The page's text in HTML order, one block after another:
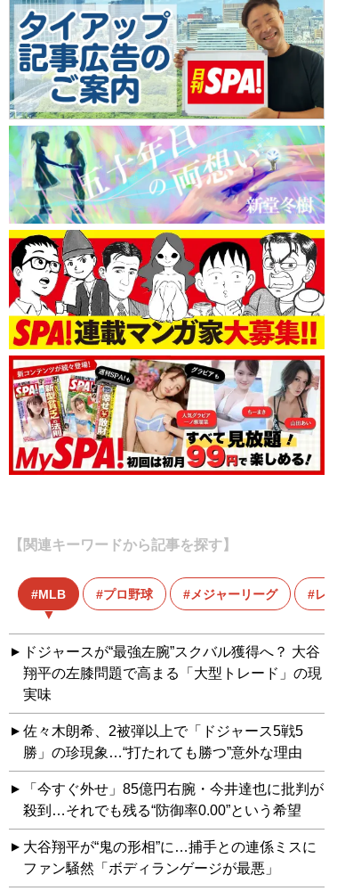
【関連キーワードから記事を探す】
MLB プロ野球 メジャーリーグ レ
ドジャースが“最強左腕”スクバル獲得へ？ 大谷
翔平の左膝問題で高まる「大型トレード」の現
実味
佐々木朗希、2被弾以上で「ドジャース5戦5
勝」の珍現象…“打たれても勝つ”意外な理由
「今すぐ外せ」85億円右腕・今井達也に批判が
殺到…それでも残る“防御率0.00”という希望
大谷翔平が“鬼の形相”に…捕手との連係ミスに
ファン騒然「ボディランゲージが最悪」